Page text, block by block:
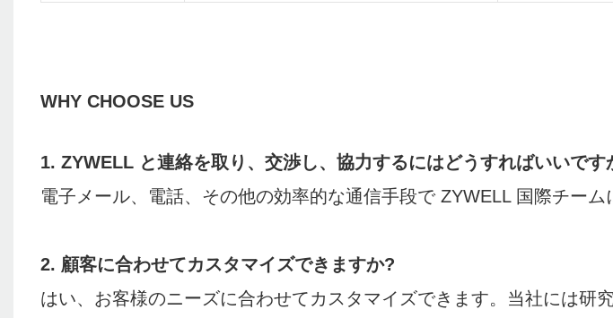
WHY CHOOSE US
1. ZYWELL と連絡を取り、交渉し、協力するにはどうすればいいです
電子メール、電話、その他の効率的な通信手段で ZYWELL 国際チーム
2. 顧客に合わせてカスタマイズできますか?
はい、お客様のニーズに合わせてカスタマイズできます。当社には研